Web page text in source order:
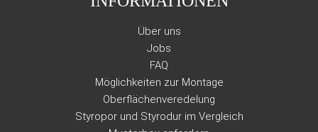
Über uns
Jobs
FAQ
Möglichkeiten zur Montage
Oberflächenveredelung
Styropor und Styrodur im Vergleich